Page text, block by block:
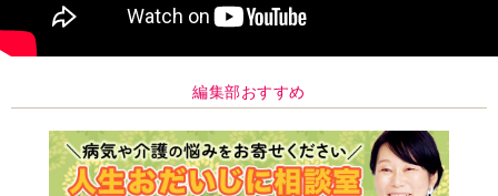
編集部おすすめ